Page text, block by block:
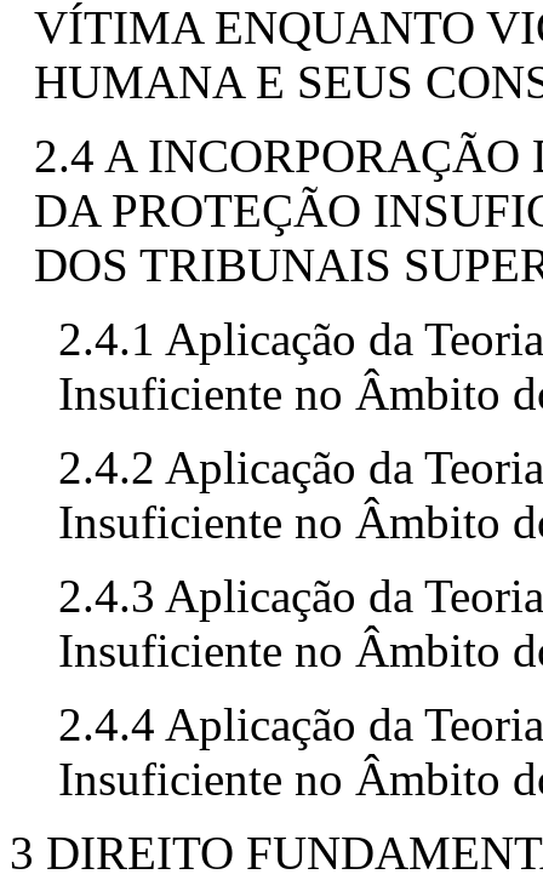
VÍTIMA ENQUANTO
HUMANA E SEUS
2.4 A
DA PROTEÇÃO
DOS TRIBUNAIS
2.4.1 Aplicação da
Insuficiente no Âmbito
2.4.2 Aplicação da
Insuficiente no Âmbito
2.4.3 Aplicação da
Insuficiente no Âmbito
2.4.4 Aplicação da
Insuficiente no Âmbito
3 DIREITO